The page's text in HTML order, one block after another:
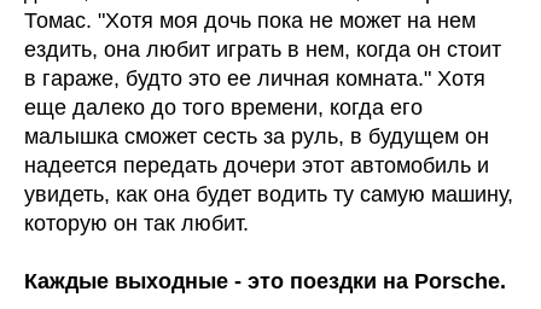
Томас. "Хотя моя дочь пока не может на нем
ездить, она любит играть в нем, когда он стоит
в гараже, будто это ее личная комната." Хотя
еще далеко до того времени, когда его
малышка сможет сесть за руль, в будущем он
надеется передать дочери этот автомобиль и
увидеть, как она будет водить ту самую машину,
которую он так любит.
Каждые выходные - это поездки на Porsche.